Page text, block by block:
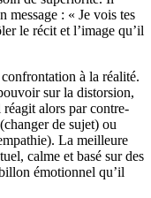
message : « Je vois tes
le récit et l’image qu’il
à la réalité.
sur la distorsion,
alors par contre-
de sujet) ou
La meilleure
calme et basé sur des
émotionnel qu’il